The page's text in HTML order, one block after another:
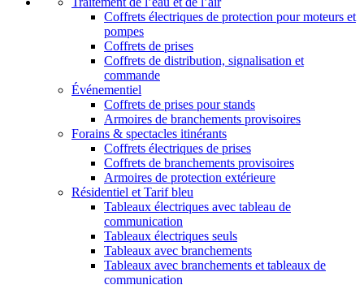
Coffrets électriques de protection pour moteurs et
pompes
Coffrets de prises
Coffrets de distribution, signalisation et
commande
Événementiel
Coffrets de prises pour stands
Armoires de branchements provisoires
Forains & spectacles itinérants
Coffrets électriques de prises
Coffrets de branchements provisoires
Armoires de protection extérieure
Résidentiel et Tarif bleu
Tableaux électriques avec tableau de
communication
Tableaux électriques seuls
Tableaux avec branchements
Tableaux avec branchements et tableaux de
communication